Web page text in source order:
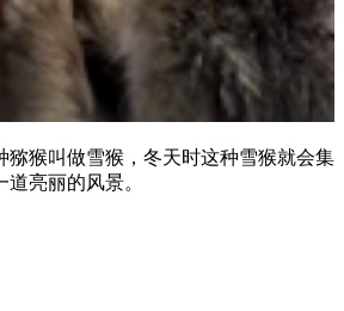
猴叫做雪猴，冬天时这种雪猴就会集
亮丽的风景。